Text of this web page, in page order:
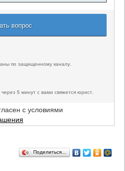
вопрос
по защищенному каналу.
5 минут с вами свяжется юрист.
с условиями
Поделиться…